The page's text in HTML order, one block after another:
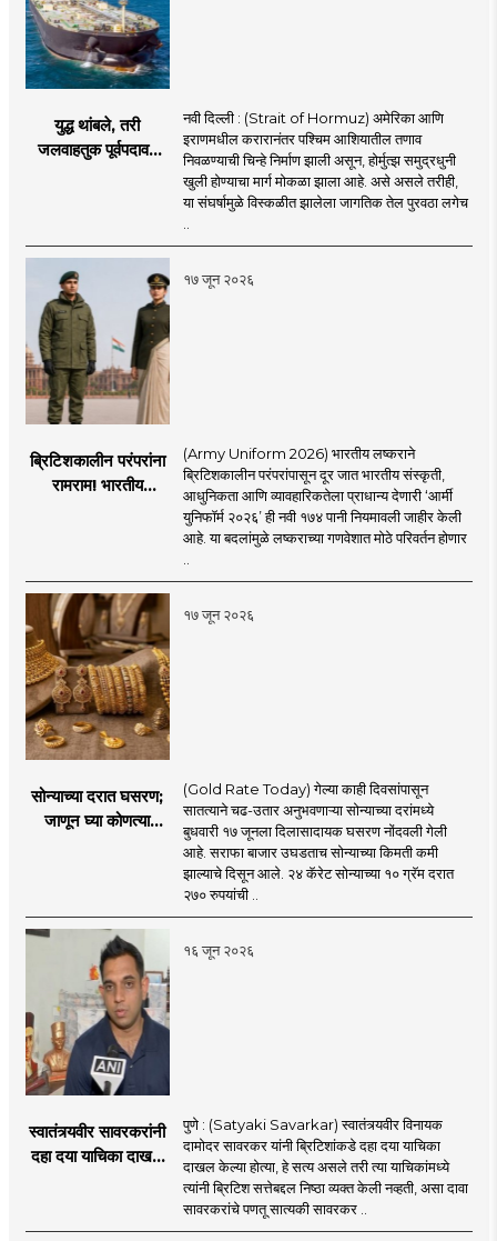
युद्ध थांबले, तरी
जलवाहतुक पूर्वपदावर
चिंता.
नवी दिल्ली : (Strait of Hormuz) अमेरिका आणि
इराणमधील करारानंतर पश्चिम आशियातील तणाव
निवळण्याची चिन्हे निर्माण झाली असून, होर्मुत्झ समुद्रधुनी
खुली होण्याचा मार्ग मोकळा झाला आहे. असे असले तरीही,
या संघर्षामुळे विस्कळीत झालेला जागतिक तेल पुरवठा लगेच
१७ जून २०२६
ब्रिटिशकालीन परंपरांना
रामराम! भारतीय
(Army Uniform 2026) भारतीय लष्कराने
ब्रिटिशकालीन परंपरांपासून दूर जात भारतीय संस्कृती,
आधुनिकता आणि व्यावहारिकतेला प्राधान्य देणारी ‘आर्मी
युनिफॉर्म २०२६’ ही नवी १७४ पानी नियमावली जाहीर केली
आहे. या बदलांमुळे लष्कराच्या गणवेशात मोठे परिवर्तन होणार
१७ जून २०२६
सोन्याच्या दरात घसरण;
जाणून घ्या कोणत्या
(Gold Rate Today) गेल्या काही दिवसांपासून
सातत्याने चढ-उतार अनुभवणाऱ्या सोन्याच्या दरांमध्ये
बुधवारी १७ जूनला दिलासादायक घसरण नोंदवली गेली
आहे. सराफा बाजार उघडताच सोन्याच्या किमती कमी
झाल्याचे दिसून आले. २४ कॅरेट सोन्याच्या १० ग्रॅम दरात
२७० रुपयांची ..
१६ जून २०२६
स्वातंत्र्यवीर सावरकरांनी
दहा दया याचिका दाखल
निष्ठा व्यक्त केली नाही’!
पुणे : (Satyaki Savarkar) स्वातंत्र्यवीर विनायक
दामोदर सावरकर यांनी ब्रिटिशांकडे दहा दया याचिका
दाखल केल्या होत्या, हे सत्य असले तरी त्या याचिकांमध्ये
त्यांनी ब्रिटिश सत्तेबद्दल निष्ठा व्यक्त केली नव्हती, असा दावा
सावरकरांचे पणतू सात्यकी सावरकर ..